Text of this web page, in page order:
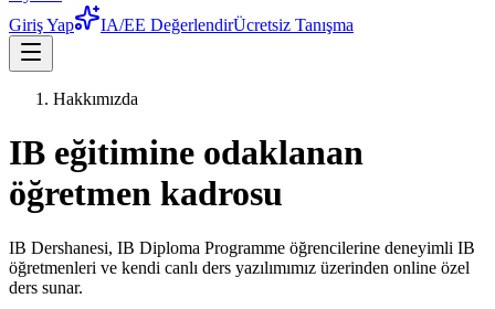
Giriş Yap
IA/EE DeğerlendirÜcretsiz Tanışma
Hakkımızda
IB eğitimine odaklanan
öğretmen kadrosu
IB Dershanesi, IB Diploma Programme öğrencilerine deneyimli IB
öğretmenleri ve kendi canlı ders yazılımımız üzerinden online özel
ders sunar.